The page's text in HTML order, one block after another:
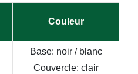
Couleur
Base: noir / blanc
Couvercle: clair